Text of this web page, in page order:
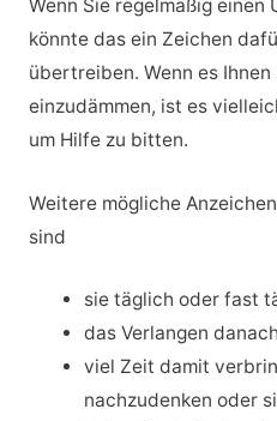
Wenn Sie regelmäßig einen
könnte das ein Zeichen
übertreiben. Wenn es
einzudämmen, ist es
um Hilfe zu bitten.
Weitere mögliche
sind
sie täglich oder fast
das Verlangen
viel Zeit damit
nachzudenken oder